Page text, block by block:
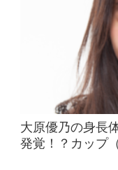
大原優乃の身長
発覚！？カップ